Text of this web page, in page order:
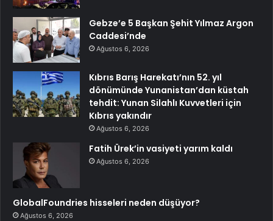
Gebze’e 5 Başkan Şehit Yılmaz Argon
Caddesi’nde
Ağustos 6, 2026
Kıbrıs Barış Harekatı’nın 52. yıl
dönümünde Yunanistan’dan küstah
tehdit: Yunan Silahlı Kuvvetleri için
Kıbrıs yakındır
Ağustos 6, 2026
Fatih Ürek’in vasiyeti yarım kaldı
Ağustos 6, 2026
GlobalFoundries hisseleri neden düşüyor?
Ağustos 6, 2026